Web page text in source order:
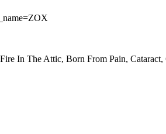
In The Attic, Born From Pain,